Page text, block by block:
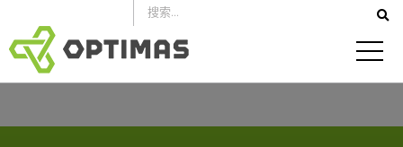
到
内
容